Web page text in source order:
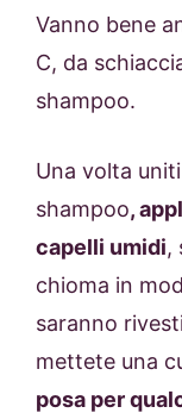
Vanno bene
C, da
shampoo.
Una volta
shampoo,
capelli umidi,
chioma in
saranno
mettete una
posa per